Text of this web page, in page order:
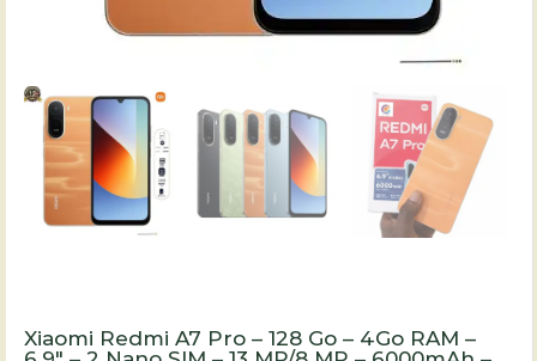
Xiaomi Redmi A7 Pro – 128 Go – 4Go RAM –